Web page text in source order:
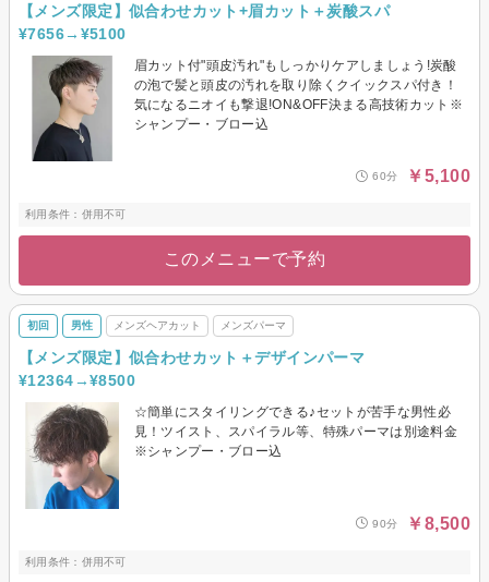
【メンズ限定】似合わせカット+眉カット＋炭酸スパ
¥7656→¥5100
眉カット付"頭皮汚れ"もしっかりケアしましょう!炭酸
の泡で髪と頭皮の汚れを取り除くクイックスパ付き！
気になるニオイも撃退!ON&OFF決まる高技術カット※
シャンプー・ブロー込
60分 ￥5,100
利用条件：併用不可
このメニューで予約
初回 男性 メンズヘアカット メンズパーマ
【メンズ限定】似合わせカット＋デザインパーマ
¥12364→¥8500
☆簡単にスタイリングできる♪セットが苦手な男性必
見！ツイスト、スパイラル等、特殊パーマは別途料金
※シャンプー・ブロー込
90分 ￥8,500
利用条件：併用不可